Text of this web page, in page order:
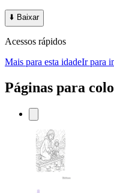
⬇️ Baixar
Acessos rápidos
Mais para esta idadeIr para
Páginas para